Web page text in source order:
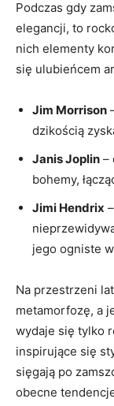
Podczas gdy
elegancji, to
nich elementy
się ulubieńcem
Jim Morrison
dzikością
Janis Joplin –
bohemy,
Jimi Hendrix
jego ogniste
Na przestrzeni
metamorfozę, a
wydaje się tylko
inspirujące się
sięgają po
obecne